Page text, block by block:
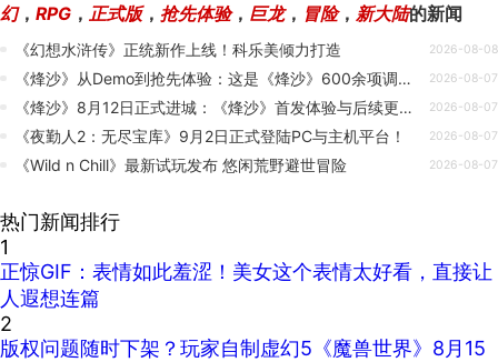
幻， RPG ， 正式版， 抢先体验， 巨龙， 冒险， 新大陆的新闻
《幻想水浒传》正统新作上线！科乐美倾力打造 2026-08-08
《烽沙》从Demo到抢先体验：这是《烽沙》600余项调整的完整记录 2026-08-07
《烽沙》8月12日正式进城：《烽沙》首发体验与后续更新计划公布 2026-08-07
《夜勤人2：无尽宝库》9月2日正式登陆PC与主机平台！ 2026-08-07
《Wild n Chill》最新试玩发布 悠闲荒野避世冒险 2026-08-07
热门新闻排行
1
正惊GIF：表情如此羞涩！美女这个表情太好看，直接让
人遐想连篇
2
版权问题随时下架？玩家自制虚幻5《魔兽世界》8月15